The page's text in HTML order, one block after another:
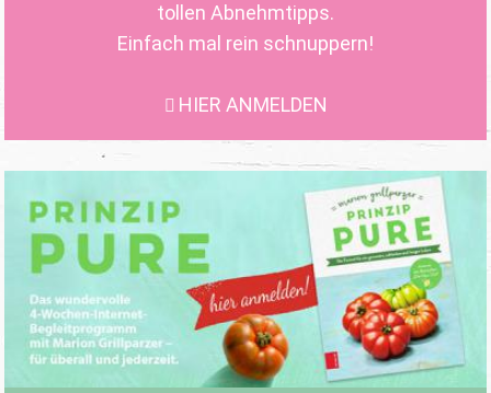
tollen Abnehmtipps.
Einfach mal rein schnuppern!
HIER ANMELDEN